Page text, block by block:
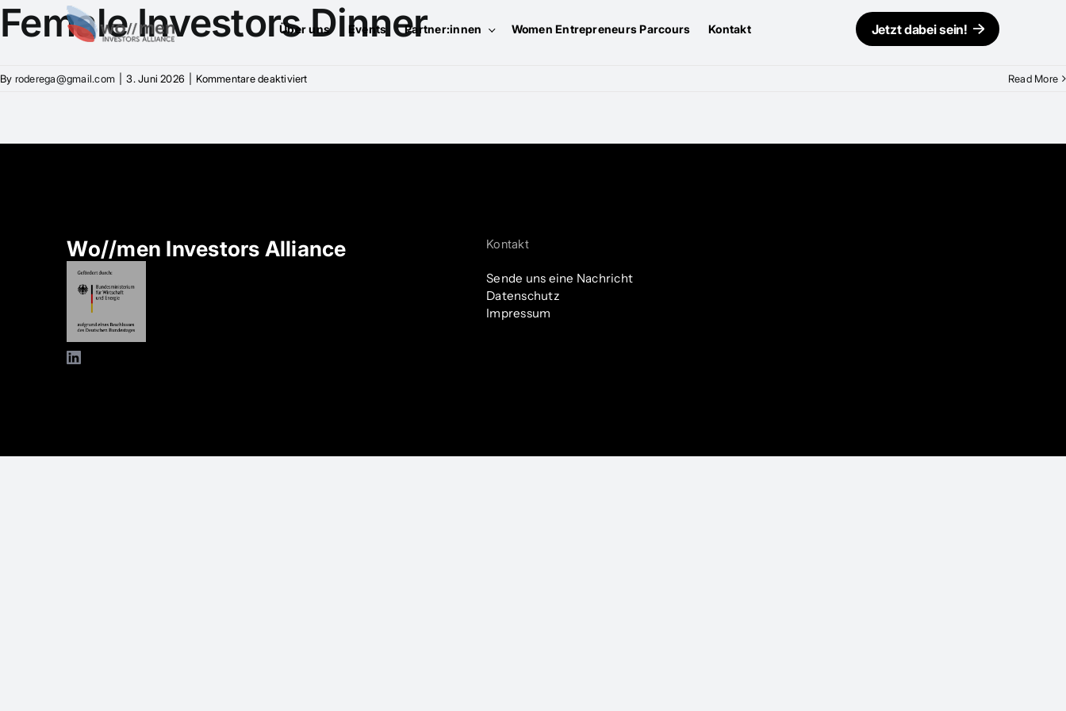
Über uns Events Partner:innen Women Entrepreneurs Parcours Kontakt Jetzt dabei sein!
Female Investors Dinner
By roderega@gmail.com 3. Juni 2026 Kommentare deaktiviertfür
Read More
Wo//men Investors Alliance Kontakt
Sende uns eine Nachricht
Datenschutz
Impressum